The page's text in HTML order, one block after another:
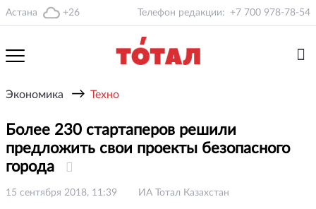
Астана +26 Телефон редакции: +7 700 978-78-54
Экономика → Техно
Более 230 стартаперов решили
предложить свои проекты безопасного
города
15 сентября 2018, 11:39 ИА Тотал Казахстан